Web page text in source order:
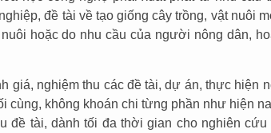
đề tài về tạo giống cây trồng, vật nuôi
hoặc do nhu cầu của người nông dân,
giá, nghiệm thu các đề tài, dự án, thực hiện
cùng, không khoán chi từng phần như hiện
đề tài, dành tối đa thời gian cho nghiên cứu